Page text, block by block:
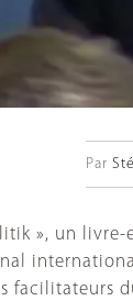
Par
», un
facilitateurs